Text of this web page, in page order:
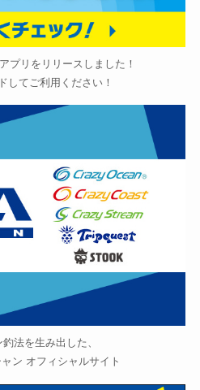
プリをリリースしました！
してご利用ください！
法を生み出した、
ン オフィシャルサイト